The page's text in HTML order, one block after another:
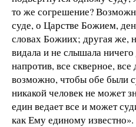
то же согрешение?
суде, о Царстве Божием,
словах Божиих; другая же,
видала и не слышала ничего
напротив, все скверное, все
возможно, чтобы обе были
никакой человек не может
един ведает все и может
как Ему единому известно».